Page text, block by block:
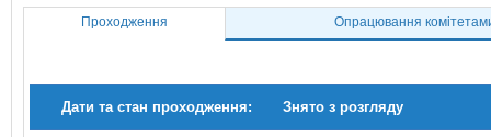
Проходження Опрацювання
Дати та стан проходження: Знято з розгляду